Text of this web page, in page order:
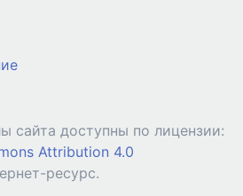
сайта доступны по лицензии:
Attribution 4.0
ресурс.